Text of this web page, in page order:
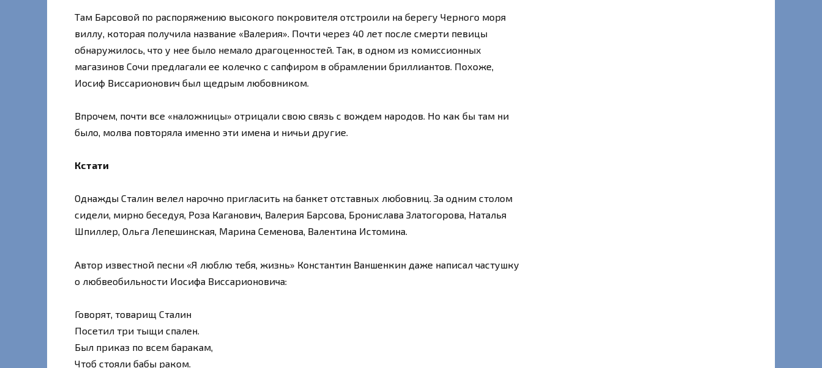
Там Барсовой по распоряжению высокого покровителя отстроили на берегу Черного моря
виллу, которая получила название «Валерия». Почти через 40 лет после смерти певицы
обнаружилось, что у нее было немало драгоценностей. Так, в одном из комиссионных
магазинов Сочи предлагали ее колечко с сапфиром в обрамлении бриллиантов. Похоже,
Иосиф Виссарионович был щедрым любовником.
Впрочем, почти все «наложницы» отрицали свою связь с вождем народов. Но как бы там ни
было, молва повторяла именно эти имена и ничьи другие.
Кстати
Однажды Сталин велел нарочно пригласить на банкет отставных любовниц. За одним столом
сидели, мирно беседуя, Роза Каганович, Валерия Барсова, Бронислава Златогорова, Наталья
Шпиллер, Ольга Лепешинская, Марина Семенова, Валентина Истомина.
Автор известной песни «Я люблю тебя, жизнь» Константин Ваншенкин даже написал частушку
о любвеобильности Иосифа Виссарионовича:
Говорят, товарищ Сталин
Посетил три тыщи спален.
Был приказ по всем баракам,
Чтоб стояли бабы раком.